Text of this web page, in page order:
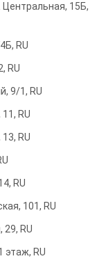
Центральная, 15Б,
RU
RU
9/1, RU
RU
RU
RU
101, RU
29, RU
этаж, RU